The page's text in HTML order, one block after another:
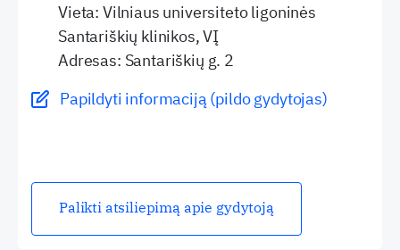
Vieta: Vilniaus universiteto ligoninės
Santariškių klinikos, VĮ
Adresas: Santariškių g. 2
Papildyti informaciją (pildo gydytojas)
Palikti atsiliepimą apie gydytoją